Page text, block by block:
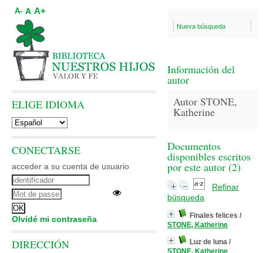
Nueva búsqueda
Información del
autor
Autor STONE,
Katherine
Documentos
disponibles escritos
por este autor (2)
Refinar
búsqueda
Finales felices /
STONE, Katherine
Luz de luna /
STONE, Katherine
A- A A+
ELIGE IDIOMA
CONECTARSE
acceder a su cuenta de usuario
Olvidé mi contraseña
DIRECCIÓN